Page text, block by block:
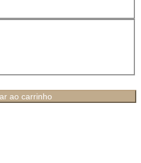
ao carrinho